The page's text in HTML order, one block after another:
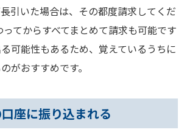
引いた場合は、その都度請求してくだ
てからすべてまとめて請求も可能です
可能性もあるため、覚えているうちに
がおすすめです。
座に振り込まれる